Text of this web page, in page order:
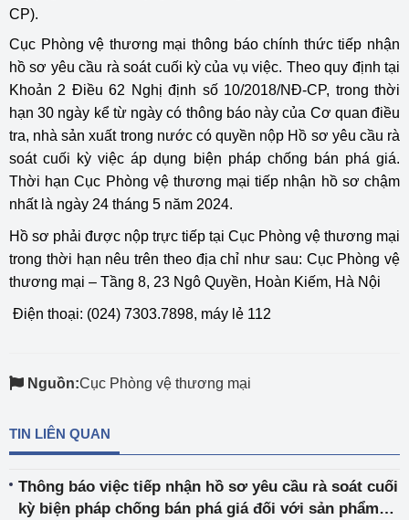
CP).
Cục Phòng vệ thương mại thông báo chính thức tiếp nhận
hồ sơ yêu cầu rà soát cuối kỳ của vụ việc. Theo quy định tại
Khoản 2 Điều 62 Nghị định số 10/2018/NĐ-CP, trong thời
hạn 30 ngày kể từ ngày có thông báo này của Cơ quan điều
tra, nhà sản xuất trong nước có quyền nộp Hồ sơ yêu cầu rà
soát cuối kỳ việc áp dụng biện pháp chống bán phá giá.
Thời hạn Cục Phòng vệ thương mại tiếp nhận hồ sơ chậm
nhất là ngày 24 tháng 5 năm 2024.
Hồ sơ phải được nộp trực tiếp tại Cục Phòng vệ thương mại
trong thời hạn nêu trên theo địa chỉ như sau: Cục Phòng vệ
thương mại – Tầng 8, 23 Ngô Quyền, Hoàn Kiếm, Hà Nội
Điện thoại: (024) 7303.7898, máy lẻ 112
Nguồn:Cục Phòng vệ thương mại
TIN LIÊN QUAN
Thông báo việc tiếp nhận hồ sơ yêu cầu rà soát cuối
kỳ biện pháp chống bán phá giá đối với sản phẩm